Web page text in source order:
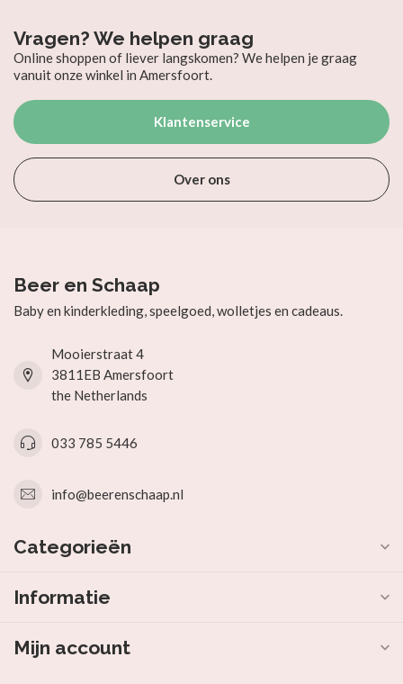
Vragen? We helpen graag
Online shoppen of liever langskomen? We helpen je graag
vanuit onze winkel in Amersfoort.
Klantenservice
Over ons
Beer en Schaap
Baby en kinderkleding, speelgoed, wolletjes en cadeaus.
Mooierstraat 4
3811EB Amersfoort
the Netherlands
033 785 5446
info@beerenschaap.nl
Categorieën
Informatie
Mijn account